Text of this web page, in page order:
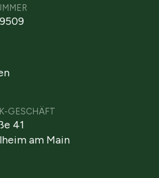
GESCHÄFT
41
am Main